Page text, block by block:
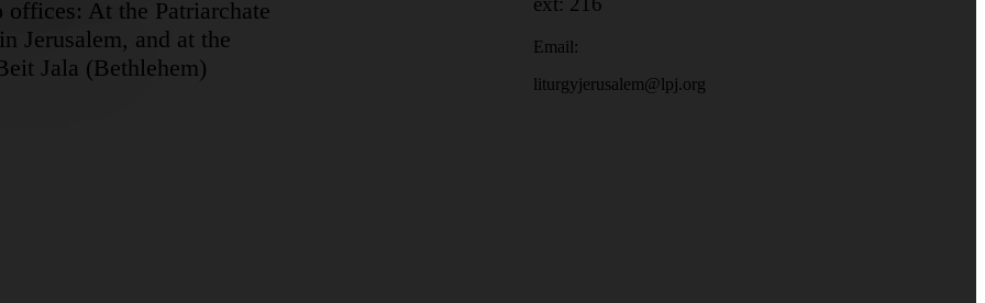
offices: At the Patriarchate
Jerusalem, and at the
Jala (Bethlehem)
Email:
liturgyjerusalem@lpj.org